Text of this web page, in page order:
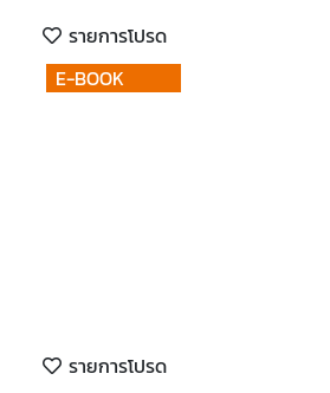
รายการโปรด
E-BOOK
รายการโปรด